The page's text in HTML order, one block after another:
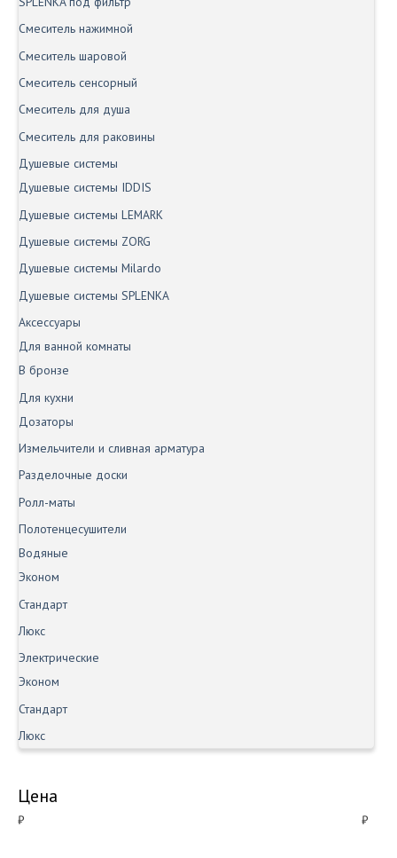
Смеситель нажимной
Смеситель шаровой
Смеситель сенсорный
Смеситель для душа
Смеситель для раковины
Душевые системы
Душевые системы IDDIS
Душевые системы LEMARK
Душевые системы ZORG
Душевые системы Milardo
Душевые системы SPLENKA
Аксессуары
Для ванной комнаты
В бронзе
Для кухни
Дозаторы
Измельчители и сливная арматура
Разделочные доски
Ролл-маты
Полотенцесушители
Водяные
Эконом
Стандарт
Люкс
Электрические
Эконом
Стандарт
Люкс
Цена
₽ ₽